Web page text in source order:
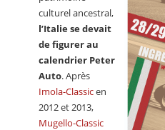
culturel ancestral,
l’Italie se devait
de figurer au
calendrier Peter
Auto. Après
Imola-Classicen
2012 et 2013,
Mugello-Classic